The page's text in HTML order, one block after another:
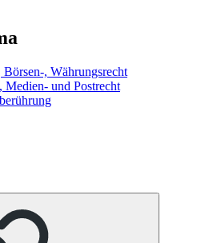
, Währungsrecht
und Postrecht